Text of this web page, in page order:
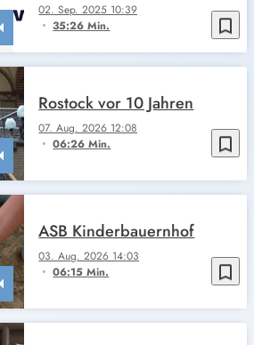
bookmark_border
02. Sep. 2025 10:39
35:26 Min.
bookmark_border
07. Aug. 2026 12:08
06:26 Min.
Rostock vor 10 Jahren
bookmark_border
03. Aug. 2026 14:03
06:15 Min.
ASB Kinderbauernhof